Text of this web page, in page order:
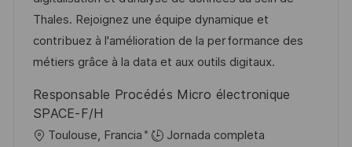
ó
i
ó
n
d
e
p
b
m
p
l
o
o
r
í
Thales. Rejoignez une équipe dynamique et
contribuez à l'amélioration de la performance des
métiers grâce à la data et aux outils digitaux.
Responsable Procédés Micro électronique
SPACE-F/H
U Toulouse, Francia
Jornada completa